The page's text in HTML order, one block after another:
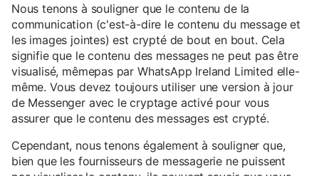
Nous tenons à souligner que le contenu de la
communication (c'est-à-dire le contenu du message et
les images jointes) est crypté de bout en bout. Cela
signifie que le contenu des messages ne peut pas être
visualisé, mêmepas par WhatsApp Ireland Limited elle-
même. Vous devez toujours utiliser une version à jour
de Messenger avec le cryptage activé pour vous
assurer que le contenu des messages est crypté.
Cependant, nous tenons également à souligner que,
bien que les fournisseurs de messagerie ne puissent